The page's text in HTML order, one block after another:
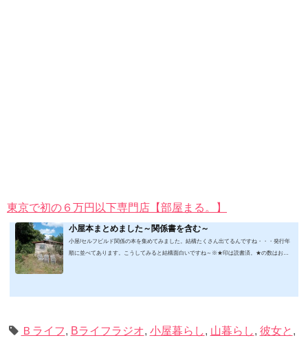
東京で初の６万円以下専門店【部屋まる。】
小屋本まとめました～関係書を含む～
小屋/セルフビルド関係の本を集めてみました。結構たくさん出てるんですね・・・発行年
順に並べてあります。こうしてみると結構面白いですね～※★印は読書済。★の数はおす
Ｂライフ, Bライフラジオ, 小屋暮らし, 山暮らし, 彼女と ,